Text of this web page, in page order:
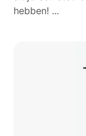
hebben! ...